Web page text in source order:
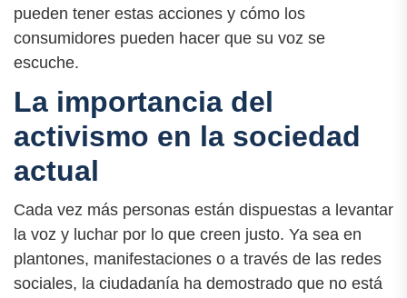
pueden tener estas acciones y cómo los
consumidores pueden hacer que su voz se
escuche.
La importancia del
activismo en la sociedad
actual
Cada vez más personas están dispuestas a levantar
la voz y luchar por lo que creen justo. Ya sea en
plantones, manifestaciones o a través de las redes
sociales, la ciudadanía ha demostrado que no está